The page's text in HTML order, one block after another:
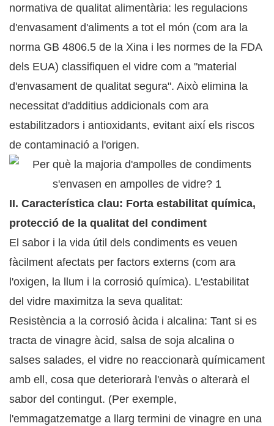
normativa de qualitat alimentària: les regulacions
d'envasament d'aliments a tot el món (com ara la
norma GB 4806.5 de la Xina i les normes de la FDA
dels EUA) classifiquen el vidre com a "material
d'envasament de qualitat segura". Això elimina la
necessitat d'additius addicionals com ara
estabilitzadors i antioxidants, evitant així els riscos
de contaminació a l'origen.
II. Característica clau: Forta estabilitat química,
protecció de la qualitat del condiment
El sabor i la vida útil dels condiments es veuen
fàcilment afectats per factors externs (com ara
l'oxigen, la llum i la corrosió química). L'estabilitat
del vidre maximitza la seva qualitat:
Resistència a la corrosió àcida i alcalina: Tant si es
tracta de vinagre àcid, salsa de soja alcalina o
salses salades, el vidre no reaccionarà químicament
amb ell, cosa que deteriorarà l'envàs o alterarà el
sabor del contingut. (Per exemple,
l'emmagatzematge a llarg termini de vinagre en una